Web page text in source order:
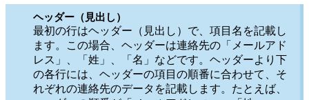
ヘッダー（見出し）
最初の行はヘッダー（見出し）で、項目名を記載し
ます。この場合、ヘッダーは連絡先の「メールアド
レス」、「姓」、「名」などです。ヘッダーより下
の各行には、ヘッダーの項目の順番に合わせて、そ
れぞれの連絡先のデータを記載します。たとえば、